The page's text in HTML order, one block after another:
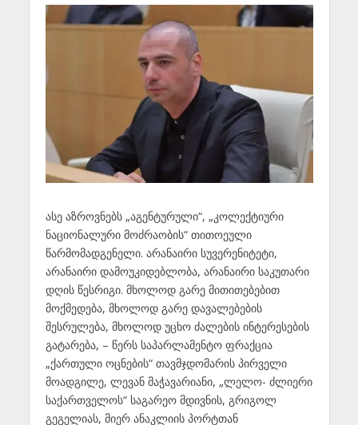
ასე აზროვნებს „აგენტურული“, „კოლექტიური
ნაციონალური მოძრაობის“ თითოეული
წარმომადგენელი. არანაირი სუვერენიტეტი,
არანაირი დამოუკიდებლობა, არანაირი საკუთარი
დღის წესრიგი. მხოლოდ გარე მითითებებით
მოქმედება, მხოლოდ გარე დავალებების
შესრულება, მხოლოდ უცხო ძალების ინტერესების
გატარება, – წერს საპარლამენტო ფრაქცია
„ქართული ოცნების“ თავმჯდომარის პირველი
მოადგილე, ლევან მაჭავარიანი, „ლელო- ძლიერი
საქართველოს“ საგარეო მდივნის, გრიგოლ
გეგელიას, მიერ ანაკლიის პორტთან